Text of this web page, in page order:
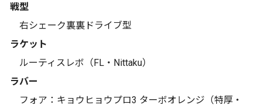
戦型
右シェーク裏裏ドライブ型
ラケット
ルーティスレボ（FL・Nittaku）
ラバー
フォア：キョウヒョウプロ3 ターボオレンジ（特厚・